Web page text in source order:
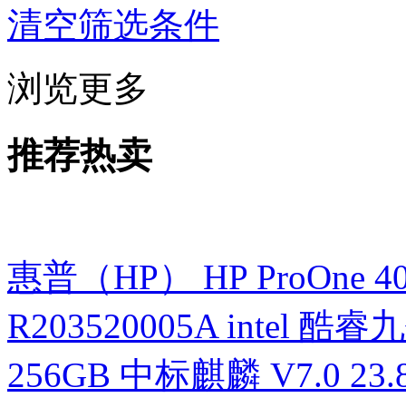
清空筛选条件
浏览更多
推荐热卖
惠普（HP） HP ProOne
R203520005A intel 酷睿
256GB 中标麒麟 V7.0